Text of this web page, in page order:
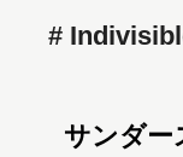
サンダー